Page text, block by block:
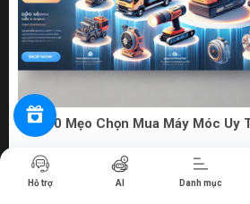
Top 10 Mẹo Chọn Mua Máy Móc Uy
Bước vào thế giới số hóa ngày nay,
từ các cửa hàng bán máy móc online
Tiến hành thanh toán
Hỗ trợ AI Danh mục